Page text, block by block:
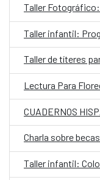
Taller
Taller infantil:
Taller de títeres
CUADERNOS
Taller infantil: